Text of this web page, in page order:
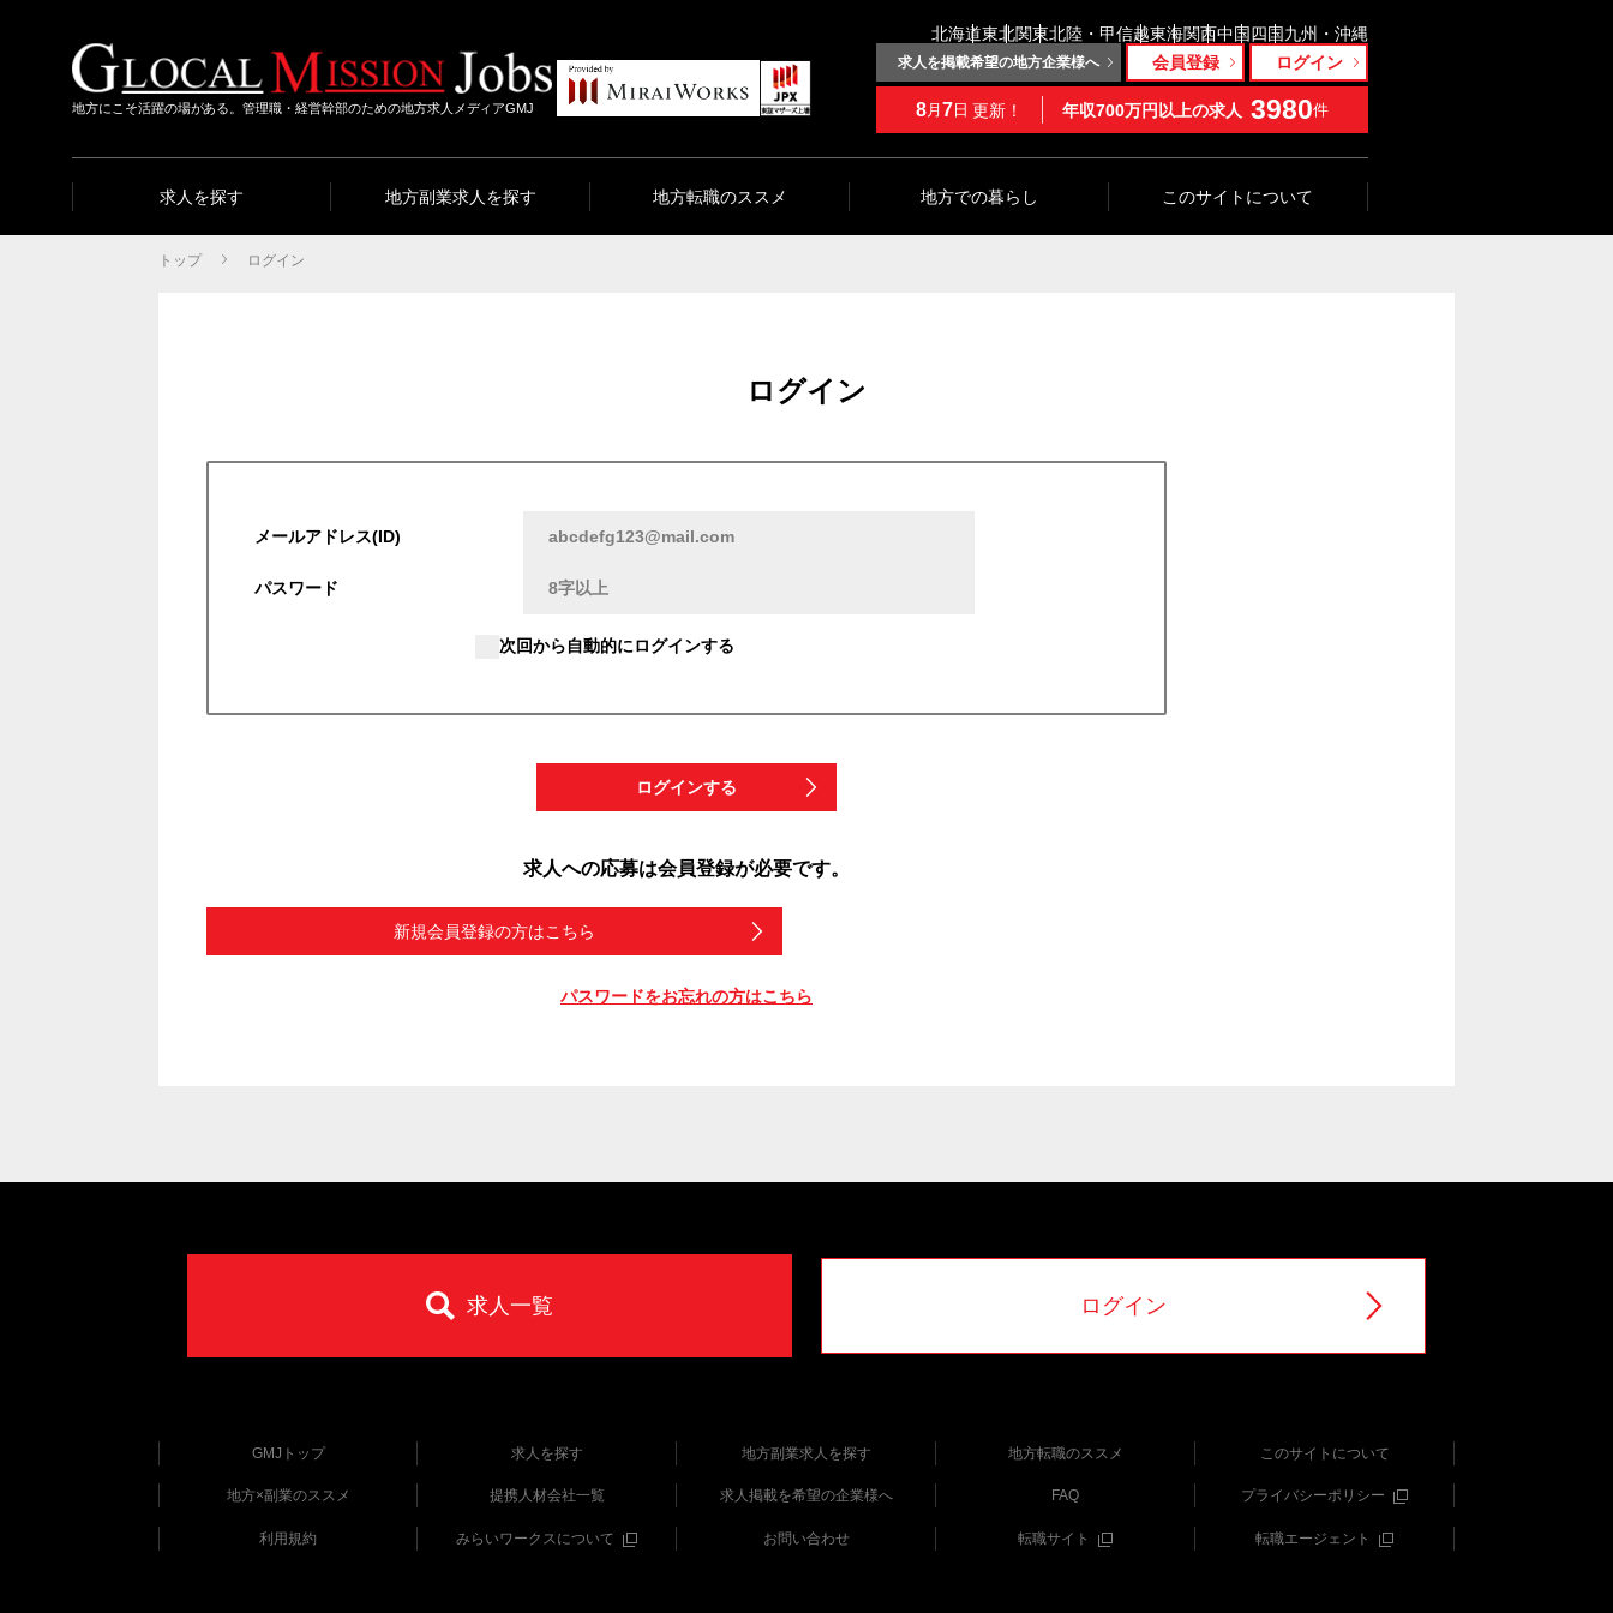
地方にこそ活躍の場がある。管理職・経営幹部のための地方求人メディアGMJ
北海道東北関東北陸・甲信越東海関西中国四国九州・沖縄
求人を掲載希望の地方企業様へ 会員登録 ログイン
8月 7日 更新！ 年収700万円以上の求人 3980件
求人を探す 地方副業求人を探す 地方転職のススメ 地方での暮らし このサイトについて
トップ ログイン
ログイン
メールアドレス(ID)
パスワード
次回から自動的にログインする
ログインする
求人への応募は会員登録が必要です。
新規会員登録の方はこちら
パスワードをお忘れの方はこちら
求人一覧 ログイン
GMJトップ 求人を探す 地方副業求人を探す 地方転職のススメ このサイトについて
地方×副業のススメ 提携人材会社一覧 求人掲載を希望の企業様へ FAQ プライバシーポリシー
利用規約 みらいワークスについて お問い合わせ 転職サイト 転職エージェント